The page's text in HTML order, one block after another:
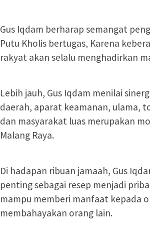
Gus Iqdam berharap semangat
Putu Kholis bertugas, Karena
rakyat akan selalu menghadirkan
Lebih jauh, Gus Iqdam menilai
daerah, aparat keamanan, ulama,
dan masyarakat luas merupakan
Malang Raya.
Di hadapan ribuan jamaah, Gus
penting sebagai resep menjadi
mampu memberi manfaat kepada
membahayakan orang lain.